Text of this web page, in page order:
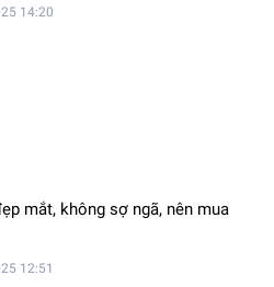
14:20
mắt, không sợ ngã, nên mua
12:51